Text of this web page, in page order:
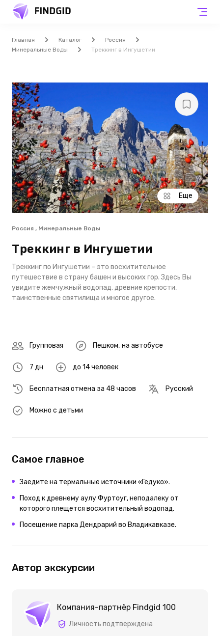
Главная Каталог
Россия
Минеральные Воды
Треккинг в Ингушетии
Еще
Россия , Минеральные Воды
Треккинг в Ингушетии
Треккинг по Ингушетии – это восхитительное
путешествие в страну башен и высоких гор. Здесь Вы
увидите жемчужный водопад, древние крепости,
таинственные святилища и многое другое.
Групповая Пешком, на автобусе
7 дн до 14 человек
Бесплатная отмена за 48 часов Русский
Можно с детьми
Самое главное
Заедите на термальные источники «Гедуко».
Поход к древнему аулу Фуртоуг, неподалеку от
которого плещется восхитительный водопад.
Посещение парка Дендрарий во Владикавказе.
Автор экскурсии
Компания-партнёр Findgid 100
Личность подтверждена